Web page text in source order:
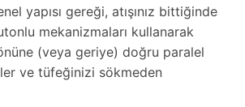
yapısı gereği, atışınız bittiğinde
mekanizmaları kullanarak
(veya geriye) doğru paralel
ve tüfeğinizi sökmeden